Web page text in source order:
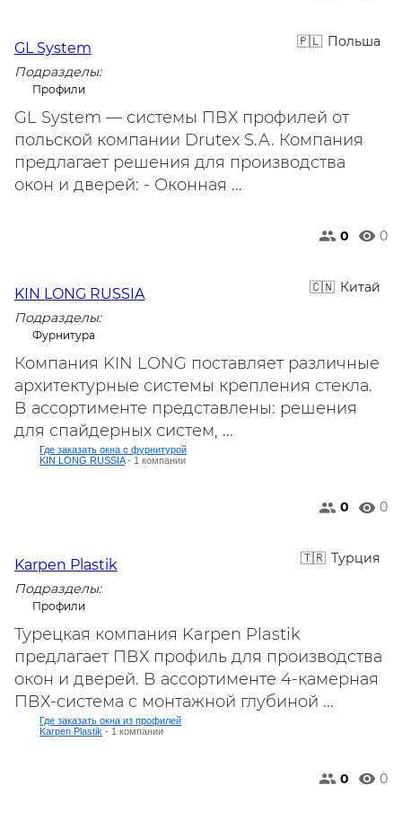
Польша
GL System
Подразделы:
Профили
GL System — системы ПВХ профилей от
польской компании Drutex S.A. Компания
предлагает решения для производства
окон и дверей: - Оконная ...
0 0
Китай
KIN LONG RUSSIA
Подразделы:
Фурнитура
Компания KIN LONG поставляет различные
архитектурные системы крепления стекла.
В ассортименте представлены: решения
для спайдерных систем, ...
Где заказать окна с фурнитурой
KIN LONG RUSSIA- 1 компании
0 0
Турция
Karpen Plastik
Подразделы:
Профили
Турецкая компания Karpen Plastik
предлагает ПВХ профиль для производства
окон и дверей. В ассортименте 4-камерная
ПВХ-система с монтажной глубиной ...
Где заказать окна из профилей
Karpen Plastik - 1 компании
0 0